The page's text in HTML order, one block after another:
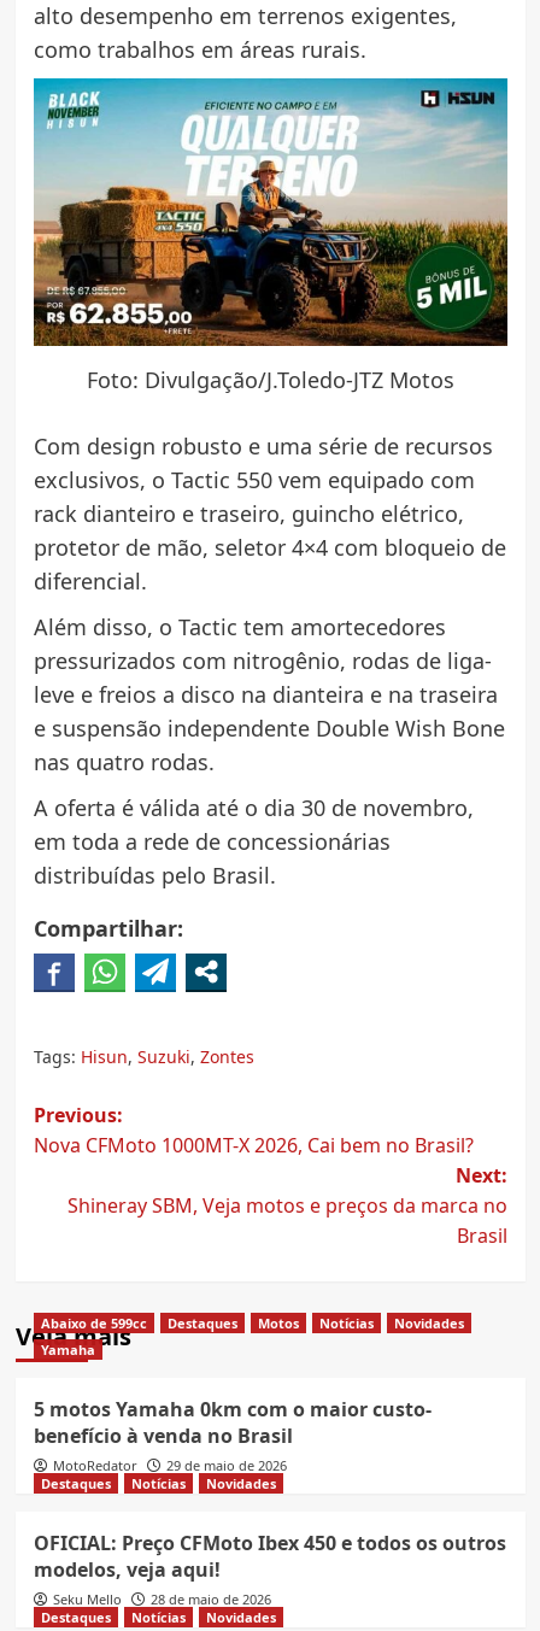
alto desempenho em terrenos exigentes,
como trabalhos em áreas rurais.
Foto: Divulgação/J.Toledo-JTZ Motos
Com design robusto e uma série de recursos
exclusivos, o Tactic 550 vem equipado com
rack dianteiro e traseiro, guincho elétrico,
protetor de mão, seletor 4×4 com bloqueio de
diferencial.
Além disso, o Tactic tem amortecedores
pressurizados com nitrogênio, rodas de liga-
leve e freios a disco na dianteira e na traseira
e suspensão independente Double Wish Bone
nas quatro rodas.
A oferta é válida até o dia 30 de novembro,
em toda a rede de concessionárias
distribuídas pelo Brasil.
Compartilhar:
Tags: Hisun, Suzuki, Zontes
Post
navigation
Previous:
Nova CFMoto 1000MT-X 2026, Cai bem no Brasil?
Next:
Shineray SBM, Veja motos e preços da marca no
Brasil
Veja mais
Abaixo de 599cc Destaques Motos Notícias
Novidades
Yamaha
5 motos Yamaha 0km com o maior custo-
benefício à venda no Brasil
MotoRedator
29 de maio de 2026
Destaques
Notícias Novidades
OFICIAL: Preço CFMoto Ibex 450 e todos os outros
modelos, veja aqui!
Seku Mello
28 de maio de 2026
Destaques
Notícias Novidades